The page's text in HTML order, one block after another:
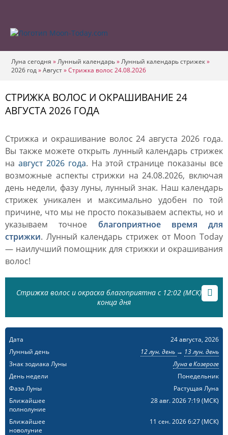
Луна сегодня »Лунный календарь»Лунный календарь стрижек»
2026 год»Август»Стрижка волос 24.08.2026
СТРИЖКА ВОЛОС И ОКРАШИВАНИЕ 24
АВГУСТА 2026 ГОДА
Стрижка и окрашивание волос 24 августа 2026 года.
Вы также можете открыть лунный календарь стрижек
на август 2026 года. На этой странице показаны все
возможные аспекты стрижки на 24.08.2026, включая
день недели, фазу луны, лунный знак. Наш календарь
стрижек уникален и максимально удобен по той
причине, что мы не просто показываем аспекты, но и
указываем точное благоприятное время для
стрижки. Лунный календарь стрижек от Moon Today
— наилучший помощник для стрижки и окрашивания
волос!
Стрижка волос и окраска благоприятна с 12:02 (МСК) до
конца дня
Дата
24 августа, 2026
Лунный день
12 лун. день → 13 лун. день
Знак зодиака Луны
Луна в Козероге
День недели
Понедельник
Фаза Луны
Растущая Луна
Ближайшее
полнолуние
28 авг. 2026 7:19(МСК)
Ближайшее
новолуние
11 сен. 2026 6:27(МСК)